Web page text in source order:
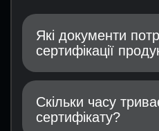
Які документи
сертифікації
Необхідно надати
інструкцію з
випробувань (якщо є), а
сертифікацію.
Скільки часу
сертифікату?